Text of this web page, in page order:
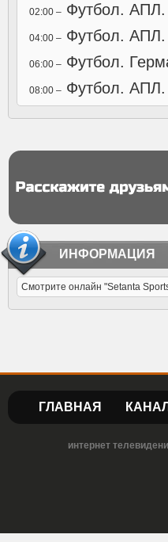
02:00 – Футбол. АПЛ.
04:00 – Футбол.
06:00 – Футбол.
08:00 – Футбол.
ИНФОРМАЦИЯ
Смотрите онлайн "Setanta
ГЛАВНАЯ
интернет